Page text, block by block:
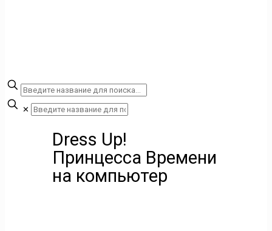
✕
Dress Up!
Принцесса Времени
на компьютер